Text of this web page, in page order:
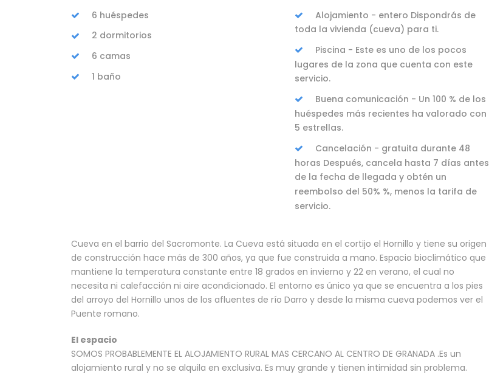
6 huéspedes
2 dormitorios
6 camas
1 baño
Alojamiento - entero Dispondrás de
toda la vivienda (cueva) para ti.
Piscina - Este es uno de los pocos
lugares de la zona que cuenta con este
servicio.
Buena comunicación - Un 100 % de los
huéspedes más recientes ha valorado con
5 estrellas.
Cancelación - gratuita durante 48
horas Después, cancela hasta 7 días antes
de la fecha de llegada y obtén un
reembolso del 50% %, menos la tarifa de
servicio.
Cueva en el barrio del Sacromonte. La Cueva está situada en el cortijo el Hornillo y tiene su origen
de construcción hace más de 300 años, ya que fue construida a mano. Espacio bioclimático que
mantiene la temperatura constante entre 18 grados en invierno y 22 en verano, el cual no
necesita ni calefacción ni aire acondicionado. El entorno es único ya que se encuentra a los pies
del arroyo del Hornillo unos de los afluentes de río Darro y desde la misma cueva podemos ver el
Puente romano.
El espacio
SOMOS PROBABLEMENTE EL ALOJAMIENTO RURAL MAS CERCANO AL CENTRO DE GRANADA .Es un
alojamiento rural y no se alquila en exclusiva. Es muy grande y tienen intimidad sin problema.